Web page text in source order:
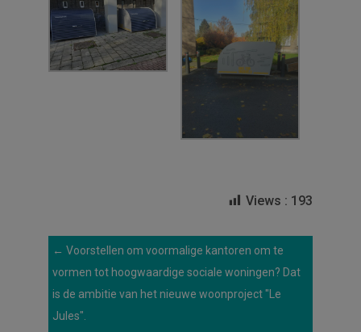
Views : 193
← Voorstellen om voormalige kantoren om te
vormen tot hoogwaardige sociale woningen? Dat
is de ambitie van het nieuwe woonproject "Le
Jules".